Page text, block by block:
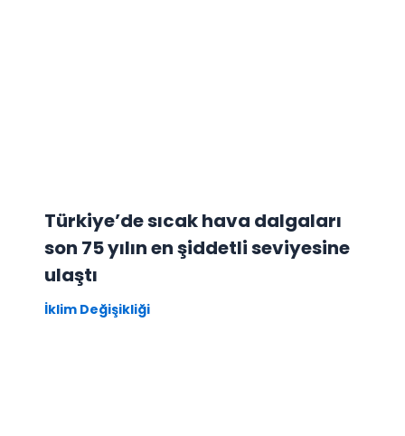
Türkiye’de sıcak hava dalgaları
son 75 yılın en şiddetli seviyesine
ulaştı
İklim Değişikliği